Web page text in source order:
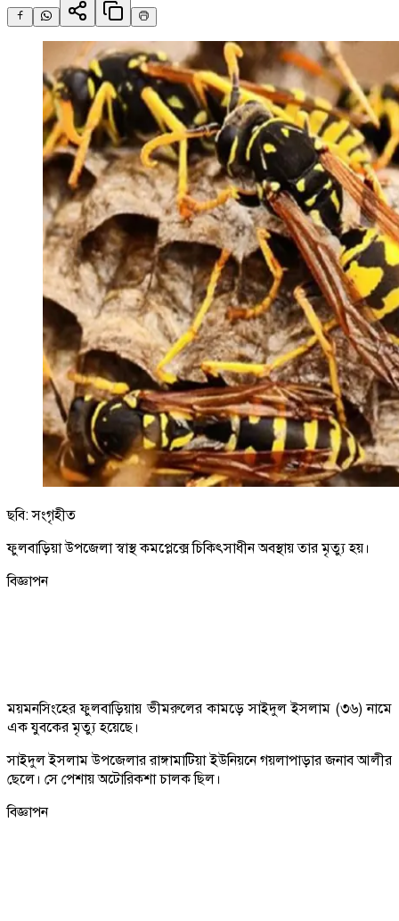
ছবি: সংগৃহীত
ফুলবাড়িয়া উপজেলা স্বাস্থ কমপ্লেক্সে চিকিৎসাধীন অবস্থায় তার মৃত্যু হয়।
বিজ্ঞাপন
ময়মনসিংহের ফুলবাড়িয়ায় ভীমরুলের কামড়ে সাইদুল ইসলাম (৩৬) নামে
এক যুবকের মৃত্যু হয়েছে।
সাইদুল ইসলাম উপজেলার রাঙ্গামাটিয়া ইউনিয়নে গয়লাপাড়ার জনাব আলীর
ছেলে। সে পেশায় অটোরিকশা চালক ছিল।
বিজ্ঞাপন